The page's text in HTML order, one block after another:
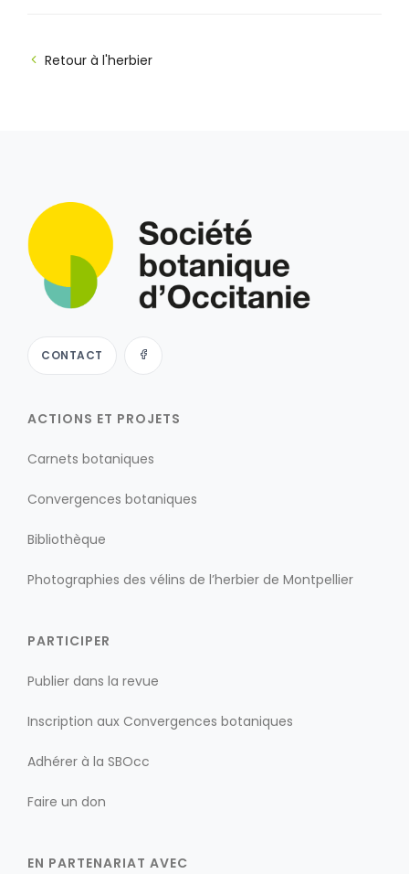
Retour à l'herbier
CONTACT
ACTIONS ET PROJETS
Carnets botaniques
Convergences botaniques
Bibliothèque
Photographies des vélins de l’herbier de Montpellier
PARTICIPER
Publier dans la revue
Inscription aux Convergences botaniques
Adhérer à la SBOcc
Faire un don
EN PARTENARIAT AVEC